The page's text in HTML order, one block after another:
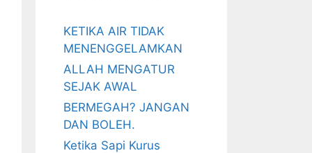
KETIKA AIR TIDAK
MENENGGELAMKAN
ALLAH MENGATUR
SEJAK AWAL
BERMEGAH? JANGAN
DAN BOLEH.
Ketika Sapi Kurus